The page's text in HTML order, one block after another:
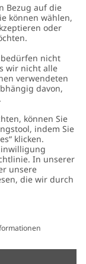
Standort ändern